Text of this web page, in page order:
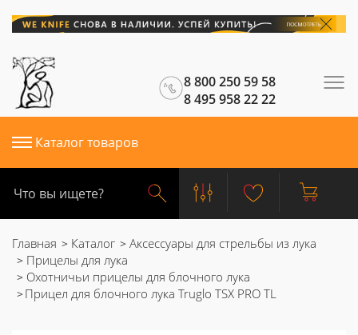
8 800 250 59 58
8 495 958 22 22
Каталог товаров
Главная Каталог
Аксессуары для стрельбы из лука
Прицелы для лука
Охотничьи прицелы для блочного лука
Прицел для блочного лука Truglo TSX PRO TL